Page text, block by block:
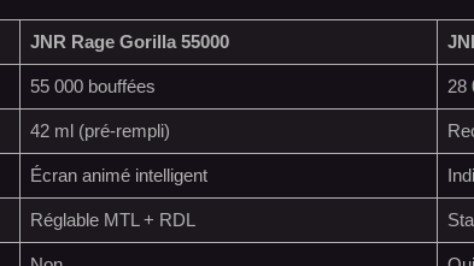
JNR Rage Gorilla 55000
55 000 bouffées 28
42 ml (pré-rempli)
Écran animé intelligent
Réglable MTL + RDL